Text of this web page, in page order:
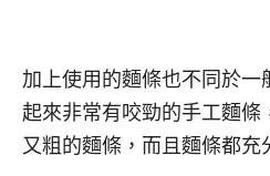
加上使用的麵條也不同於一
起來非常有咬勁的手工麵條
又粗的麵條，而且麵條都充